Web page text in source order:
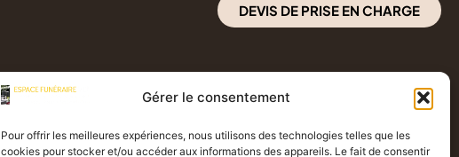
Gérer le consentement
Pour offrir les meilleures expériences, nous utilisons des technologies telles que les
cookies pour stocker et/ou accéder aux informations des appareils. Le fait de consentir
DEVIS DE PRISE EN CHARGE